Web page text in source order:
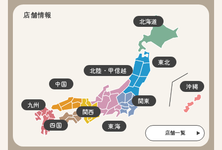
店舗情報
北海道
東北
関東
北陸・甲信越
東海
関西
四国
中国
九州
沖縄
店舗一覧